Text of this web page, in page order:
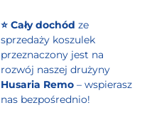
⭐️ Cały dochód ze
sprzedaży koszulek
przeznaczony jest na
rozwój naszej drużyny
Husaria Remo – wspierasz
nas bezpośrednio!